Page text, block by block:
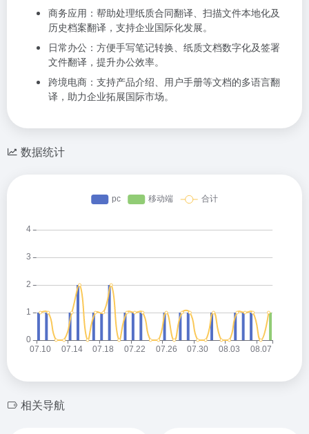
商务应用：帮助处理纸质合同翻译、扫描文件本地化及
历史档案翻译，支持企业国际化发展。
日常办公：方便手写笔记转换、纸质文档数字化及签署
文件翻译，提升办公效率。
跨境电商：支持产品介绍、用户手册等文档的多语言翻
译，助力企业拓展国际市场。
数据统计
相关导航